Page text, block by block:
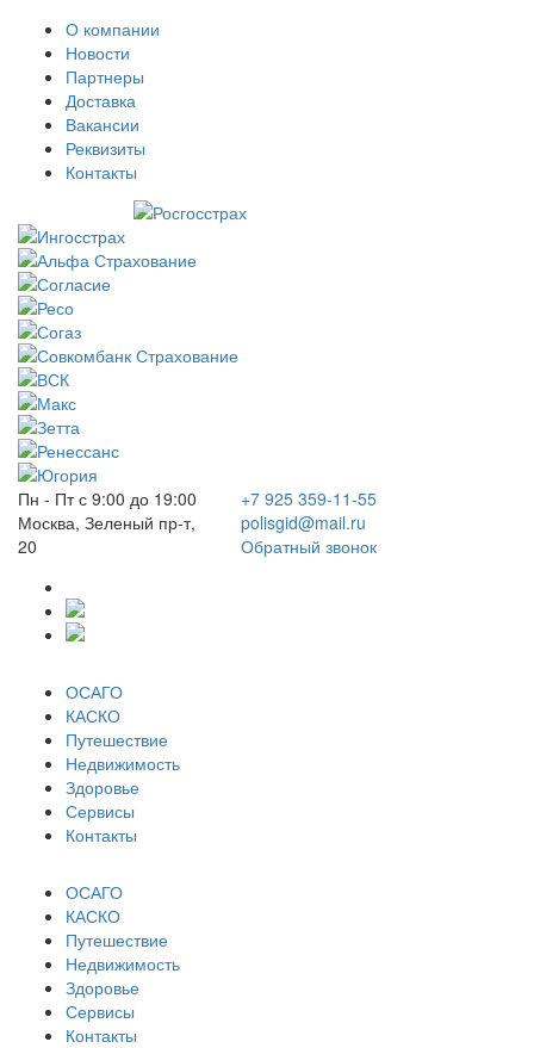
О компании
Новости
Партнеры
Доставка
Вакансии
Реквизиты
Контакты
Пн - Пт с 9:00 до 19:00
Москва, Зеленый пр-т,
20
+7 925 359-11-55
polisgid@mail.ru
Обратный звонок
ОСАГО
КАСКО
Путешествие
Недвижимость
Здоровье
Сервисы
Контакты
ОСАГО
КАСКО
Путешествие
Недвижимость
Здоровье
Сервисы
Контакты